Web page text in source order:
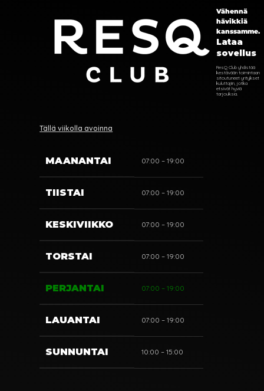
Vähennä
hävikkiä
kanssamme.
Lataa
sovellus
ResQ Club yhdistää
kestävään toimintaan
sitoutuneet yritykset
kuluttajiin, jotka
etsivät hyviä
tarjouksia.
Tällä viikolla avoinna
MAANANTAI 07:00 – 19:00
TIISTAI 07:00 – 19:00
KESKIVIIKKO 07:00 – 19:00
TORSTAI 07:00 – 19:00
PERJANTAI 07:00 – 19:00
LAUANTAI 07:00 – 19:00
SUNNUNTAI 10:00 – 15:00